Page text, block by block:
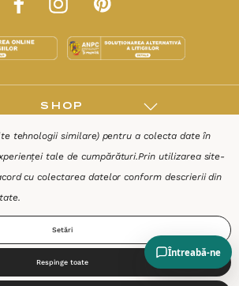
SHOP
tehnologii similare) pentru a colecta date în
tale de cumpărături.Prin utilizarea site-
cu colectarea datelor conform descrierii din
.
Setări
Respinge toate